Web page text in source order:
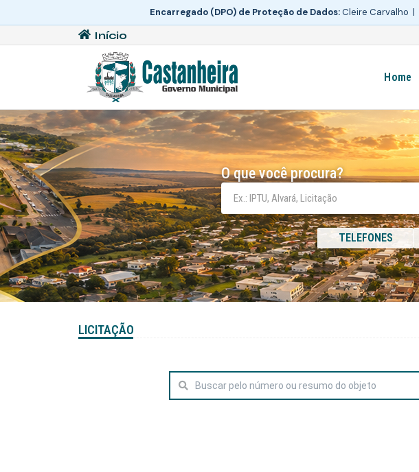
Encarregado (DPO) de Proteção de Dados:Cleire Carvalho |
Início
Home
O que você procura?
TELEFONES
LICITAÇÃO